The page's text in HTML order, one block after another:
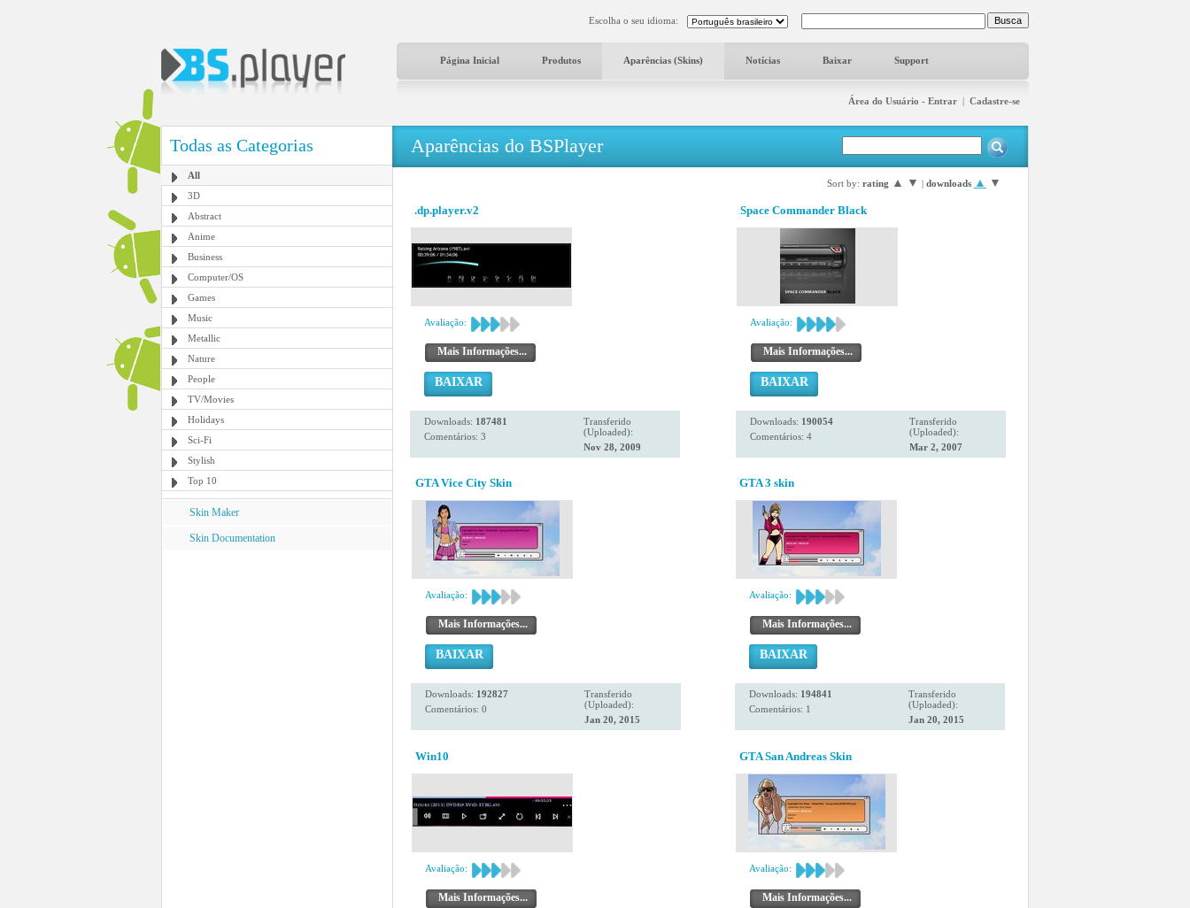
Escolha o seu idioma:
Página Inicial Produtos Aparências (Skins) Notícias Baixar Support
Área do Usuário - Entrar | Cadastre-se
Todas as Categorias
All
3D
Abstract
Anime
Business
Computer/OS
Games
Music
Metallic
Nature
People
TV/Movies
Holidays
Sci-Fi
Stylish
Top 10
Skin Maker
Skin Documentation
Aparências do BSPlayer
Sort by: rating ▲ ▼ | downloads ▲ ▼
.dp.player.v2
Avaliação:
Mais Informações...
BAIXAR
Downloads: 187481
Comentários: 3
Transferido
(Uploaded):
Nov 28, 2009
Space Commander Black
Avaliação:
Mais Informações...
BAIXAR
Downloads: 190054
Comentários: 4
Transferido
(Uploaded):
Mar 2, 2007
GTA Vice City Skin
Avaliação:
Mais Informações...
BAIXAR
Downloads: 192827
Comentários: 0
Transferido
(Uploaded):
Jan 20, 2015
GTA 3 skin
Avaliação:
Mais Informações...
BAIXAR
Downloads: 194841
Comentários: 1
Transferido
(Uploaded):
Jan 20, 2015
Win10
Avaliação:
Mais Informações...
GTA San Andreas Skin
Avaliação:
Mais Informações...